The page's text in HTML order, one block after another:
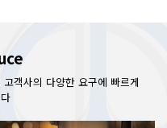
객사의 다양한 요구에 빠르게